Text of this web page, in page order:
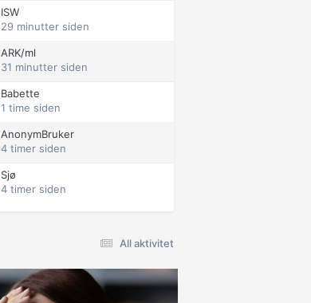
ISW
29 minutter siden
ARK/ml
31 minutter siden
Babette
1 time siden
AnonymBruker
4 timer siden
Sjø
4 timer siden
All aktivitet